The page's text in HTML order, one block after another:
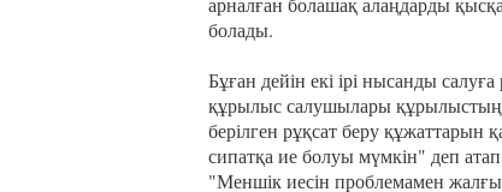
болады.
Бұған дейін екі ірі нысанды
құрылыс салушылары құрылыстың
берілген рұқсат беру құжаттарын
сипатқа ие болуы мүмкін" деп атап
"Меншік иесін проблемамен